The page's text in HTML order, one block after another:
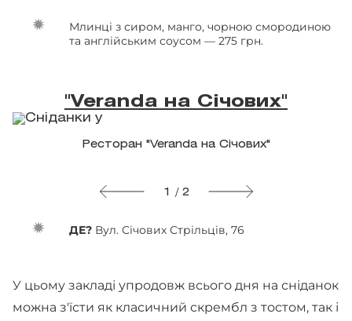
Млинці з сиром, манго, чорною смородиною
та англійським соусом — 275 грн.
"Veranda на Січових"
Ресторан "Veranda на Січових"
1 / 2
ДЕ? Вул. Січових Стрільців, 76
У цьому закладі упродовж всього дня на сніданок
можна з'їсти як класичний скрембл з тостом, так і